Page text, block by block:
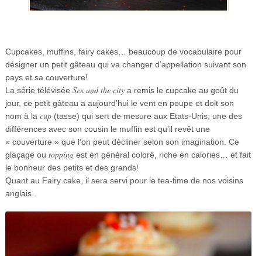
Cupcakes, muffins, fairy cakes… beaucoup de vocabulaire pour
désigner un petit gâteau qui va changer d’appellation suivant son
pays et sa couverture!
La série télévisée Sex and the citya remis le cupcake au goût du
jour, ce petit gâteau a aujourd’hui le vent en poupe et doit son
nom à la cup (tasse) qui sert de mesure aux Etats-Unis; une des
différences avec son cousin le muffin est qu’il revêt une
« couverture » que l’on peut décliner selon son imagination. Ce
glaçage ou topping est en général coloré, riche en calories… et fait
le bonheur des petits et des grands!
Quant au Fairy cake, il sera servi pour le tea-time de nos voisins
anglais.